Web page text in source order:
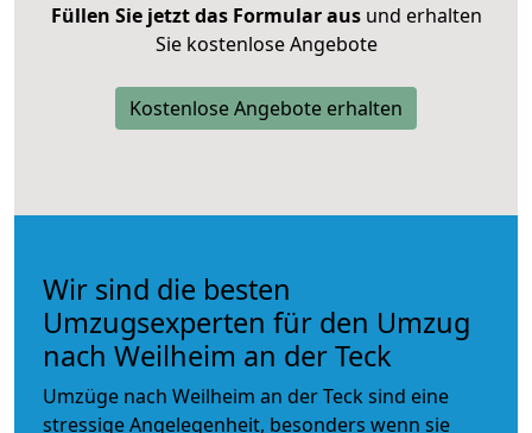
Füllen Sie jetzt das Formular ausund erhalten
Sie kostenlose Angebote
Kostenlose Angebote erhalten
Wir sind die besten
Umzugsexperten für den Umzug
nach Weilheim an der Teck
Umzüge nach Weilheim an der Teck sind eine
stressige Angelegenheit, besonders wenn sie